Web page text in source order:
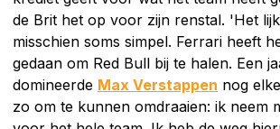
de Brit het op voor zijn renstal. 'Het
misschien soms simpel. Ferrari heeft
gedaan om Red Bull bij te halen. Een
domineerde Max Verstappen nog
zo om te kunnen omdraaien: ik neem